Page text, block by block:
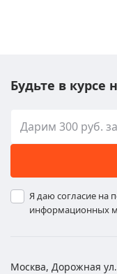
Будьте в
Я даю согласие на
информационных
Москва, Дорожная